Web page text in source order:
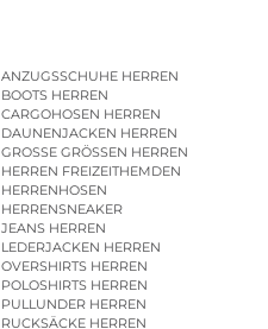
ANZUGSSCHUHE HERREN
BOOTS HERREN
CARGOHOSEN HERREN
DAUNENJACKEN HERREN
GROSSE GRÖSSEN HERREN
HERREN FREIZEITHEMDEN
HERRENHOSEN
HERRENSNEAKER
JEANS HERREN
LEDERJACKEN HERREN
OVERSHIRTS HERREN
POLOSHIRTS HERREN
PULLUNDER HERREN
RUCKSÄCKE HERREN